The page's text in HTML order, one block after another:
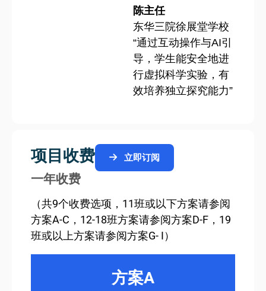
陈主任
东华三院徐展堂学校
“通过互动操作与AI引
导，学生能安全地进
行虚拟科学实验，有
效培养独立探究能力”
项目收费 立即订阅
一年收费
（共9个收费选项，11班或以下方案请参阅
方案A-C，12-18班方案请参阅方案D-F，19
班或以上方案请参阅方案G- I）
方案A